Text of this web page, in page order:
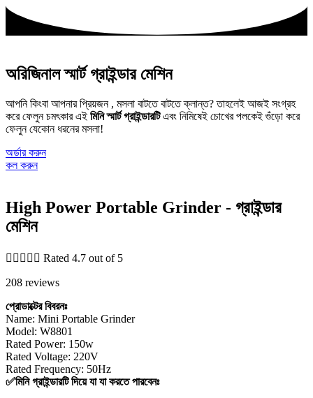
অরিজিনাল স্মার্ট গ্রাইন্ডার মেশিন
আপনি কিংবা আপনার প্রিয়জন , মসলা বাটতে বাটতে ক্লান্ত? তাহলেই আজই সংগ্রহ
করে ফেলুন চমৎকার এই মিনি স্মার্ট গ্রাইন্ডারটিএবং নিমিষেই চোখের পলকেই গুঁড়ো করে
ফেলুন যেকোন ধরনের মসলা!
অর্ডার করুন
কল করুন
High Power Portable Grinder - গ্রাইন্ডার
মেশিন
     Rated 4.7 out of 5
208 reviews
প্রোডাক্টের বিবরনঃ
Name: Mini Portable Grinder
Model: W8801
Rated Power: 150w
Rated Voltage: 220V
Rated Frequency: 50Hz
✅মিনি গ্রাইন্ডারটি দিয়ে যা যা করতে পারবেনঃ